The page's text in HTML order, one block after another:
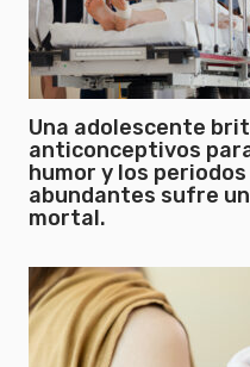
Una adolescente
anticonceptivos
humor y los
abundantes sufre
mortal.